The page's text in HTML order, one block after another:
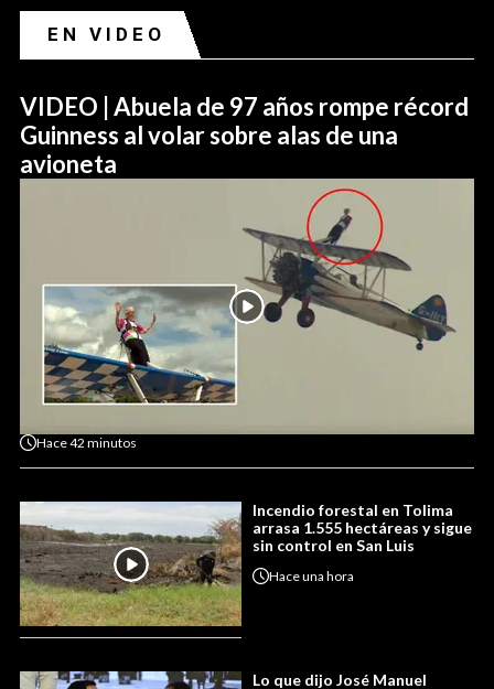
EN VIDEO
VIDEO | Abuela de 97 años rompe récord
Guinness al volar sobre alas de una
avioneta
Hace42 minutos
Incendio forestal en Tolima
arrasa 1.555 hectáreas y sigue
sin control en San Luis
Haceuna hora
Lo que dijo José Manuel